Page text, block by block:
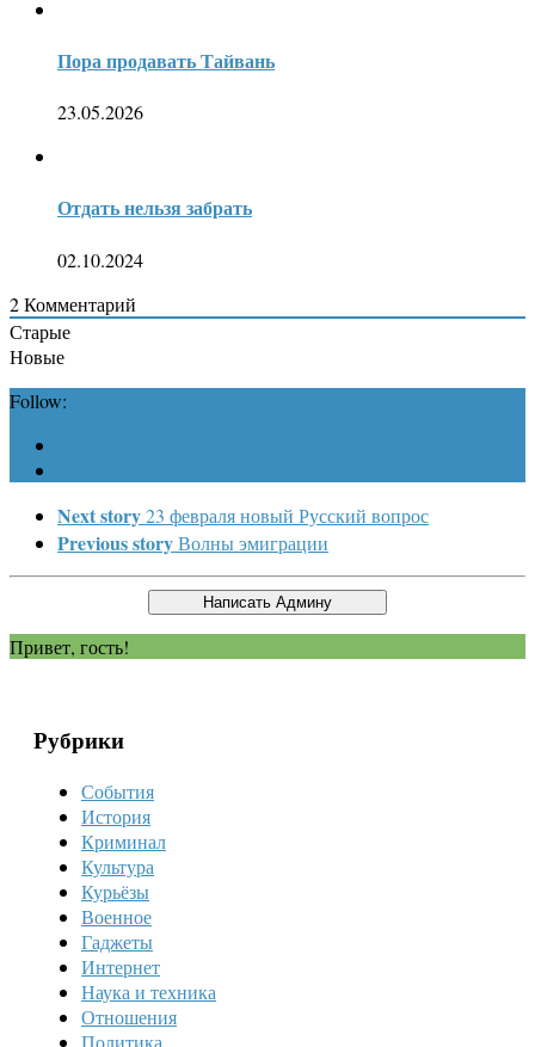
Пора продавать Тайвань
23.05.2026
Отдать нельзя забрать
02.10.2024
2Комментарий
Старые
Новые
Follow:
Next story23 февраля новый Русский вопрос
Previous storyВолны эмиграции
Привет, гость!
Рубрики
События
История
Криминал
Культура
Курьёзы
Военное
Гаджеты
Интернет
Наука и техника
Отношения
Политика